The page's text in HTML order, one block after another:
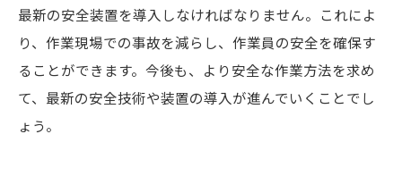
最新の安全装置を導入しなければなりません。これによ
り、作業現場での事故を減らし、作業員の安全を確保す
ることができます。今後も、より安全な作業方法を求め
て、最新の安全技術や装置の導入が進んでいくことでし
ょう。